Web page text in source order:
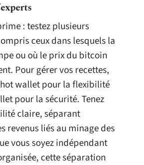
: testez plusieurs
ceux dans lesquels la
ou où le prix du bitcoin
Pour gérer vos recettes,
wallet pour la flexibilité
pour la sécurité. Tenez
claire, séparant
revenus liés au minage des
vous soyez indépendant
cette séparation